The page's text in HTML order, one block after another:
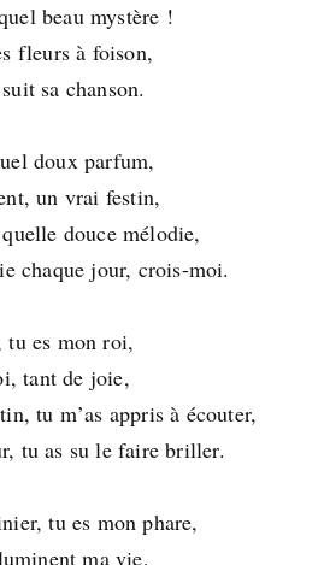
beau mystère !
fleurs à foison,
sa chanson.
doux parfum,
un vrai festin,
douce mélodie,
chaque jour, crois-moi.
tu es mon roi,
tant de joie,
tu m’as appris à écouter,
tu as su le faire briller.
tu es mon phare,
ma vie,